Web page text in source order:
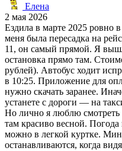
Елена
2 мая 2026
Ездила в марте 2025 ровно
меня была пересадка на
11, он самый прямой. Я
остановка прямо там.
рублей). Автобус ходит
в 10:25. Приложение для
нужно скачать заранее.
устанете с дороги — на
Но лично я люблю смотреть
там красиво весной. Погода
можно в легкой куртке.
останавливаются, когда